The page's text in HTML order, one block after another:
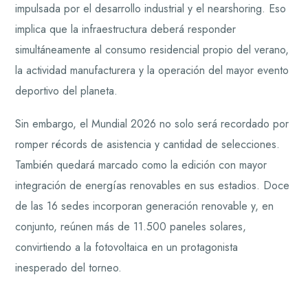
impulsada por el desarrollo industrial y el nearshoring. Eso
implica que la infraestructura deberá responder
simultáneamente al consumo residencial propio del verano,
la actividad manufacturera y la operación del mayor evento
deportivo del planeta.
Sin embargo, el Mundial 2026 no solo será recordado por
romper récords de asistencia y cantidad de selecciones.
También quedará marcado como la edición con mayor
integración de energías renovables en sus estadios. Doce
de las 16 sedes incorporan generación renovable y, en
conjunto, reúnen más de 11.500 paneles solares,
convirtiendo a la fotovoltaica en un protagonista
inesperado del torneo.